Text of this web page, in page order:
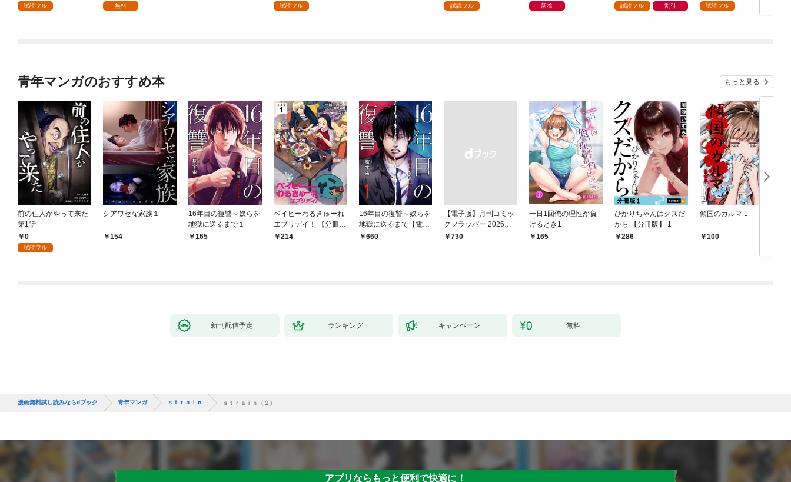
ます【単話】（１）
試読フル 無料
れですか？～【単話】
試読フル 試読フル 新着 試読フル 割引 試読フル
青年マンガのおすすめ本 もっと見る
前の住人がやって来た
第1話
0
試読フル
シアワセな家族１
154
16年目の復讐～奴らを
地獄に送るまで１
165
ベイビーわるきゅーれ
エブリデイ！ 【分冊
版】 1
214
16年目の復讐～奴らを
地獄に送るまで【電子
単行本版】１
660
【電子版】月刊コミッ
クフラッパー 2026年9
月号
￥730
一日1回俺の理性が負
けるとき1
165
ひかりちゃんはクズだ
から 【分冊版】 1
286
傾国のカルマ 1
100
新刊配信予定 ランキング キャンペーン 無料
漫画無料試し読みならdブック 青年マンガ ｓｔｒａｉｎ ｓｔｒａｉｎ（２）
アプリならもっと便利で快適に！